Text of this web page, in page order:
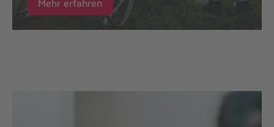
Mehr erfahren